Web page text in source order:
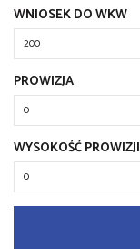
WNIOSEK DO WKW
PROWIZJA
WYSOKOŚĆ PROWIZJI